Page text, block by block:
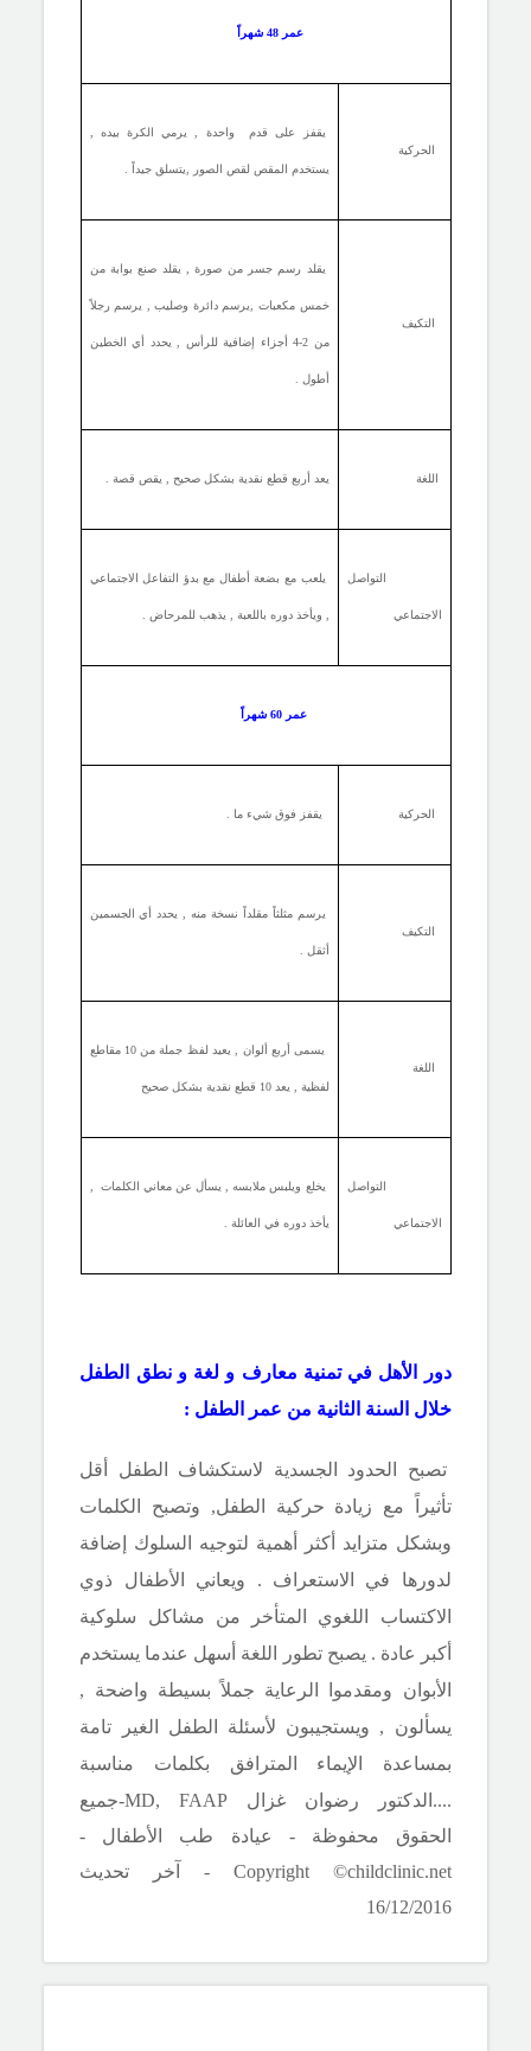
عمر 48 شهراً
الحركية
يقفز على قدم واحدة , يرمي الكرة بيده ,
يستخدم المقص لقص الصور ,يتسلق جيداً .
التكيف
يقلد رسم جسر من صورة , يقلد صنع بوابة من
خمس مكعبات ,يرسم دائرة وصليب , يرسم رجلاً
من 2-4 أجزاء إضافية للرأس , يحدد أي الخطين
أطول .
اللغة يعد أربع قطع نقدية بشكل صحيح , يقص قصة .
التواصل
الاجتماعي
يلعب مع بضعة أطفال مع بدؤ التفاعل الاجتماعي
, ويأخذ دوره باللعبة , يذهب للمرحاض .
عمر 60 شهراً
الحركية يقفز فوق شيء ما .
التكيف
يرسم مثلثاً مقلداً نسخة منه , يحدد أي الجسمين
أثقل .
اللغة
يسمى أربع ألوان , يعيد لفظ جملة من 10 مقاطع
لفظية , يعد 10 قطع نقدية بشكل صحيح
التواصل
الاجتماعي
يخلع ويلبس ملابسه , يسأل عن معاني الكلمات ,
يأخذ دوره في العائلة .
دور الأهل في تمنية معارف و لغة و نطق الطفل
خلال السنة الثانية من عمر الطفل :
تصبح الحدود الجسدية لاستكشاف الطفل أقل
تأثيراً مع زيادة حركية الطفل, وتصبح الكلمات
وبشكل متزايد أكثر أهمية لتوجيه السلوك إضافة
لدورها في الاستعراف . ويعاني الأطفال ذوي
الاكتساب اللغوي المتأخر من مشاكل سلوكية
أكبر عادة . يصبح تطور اللغة أسهل عندما يستخدم
الأبوان ومقدموا الرعاية جملاً بسيطة واضحة ,
يسألون , ويستجيبون لأسئلة الطفل الغير تامة
بمساعدة الإيماء المترافق بكلمات مناسبة
.
.
..الدكتور رضوان غزال MD, FAAP-جميع
الحقوق محفوظة - عيادة طب الأطفال -
Copyright ©childclinic.net - آخر تحديث
16/12/2016